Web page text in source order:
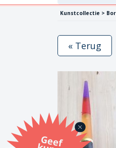
Kunstcollectie >
G
eef
u
n
st
a
d
o
m
et
e SB
K
u
n
stb
o
n
« Terug